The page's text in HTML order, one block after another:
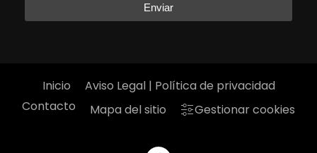
Enviar
Inicio
Aviso Legal | Política de privacidad
Contacto
Mapa del sitio Gestionar cookies